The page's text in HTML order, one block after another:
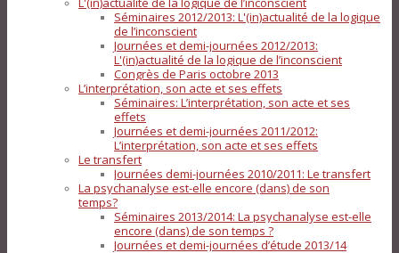
Séminaires 2012/2013: L'(in)actualité de la logique
de l’inconscient
Journées et demi-journées 2012/2013:
L'(in)actualité de la logique de l’inconscient
Congrès de Paris octobre 2013
L’interprétation, son acte et ses effets
Séminaires: L’interprétation, son acte et ses
effets
Journées et demi-journées 2011/2012:
L’interprétation, son acte et ses effets
Le transfert
Journées demi-journées 2010/2011: Le transfert
La psychanalyse est-elle encore (dans) de son
temps?
Séminaires 2013/2014: La psychanalyse est-elle
encore (dans) de son temps ?
Journées et demi-journées d’étude 2013/14